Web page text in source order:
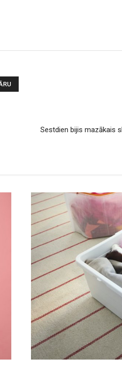
Sestdien bijis mazākais